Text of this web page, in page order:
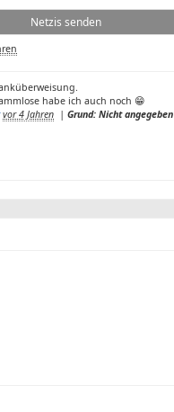
Netzis senden
habe ich auch noch 😁
vor 4 Jahren | Grund: Nicht angegeben